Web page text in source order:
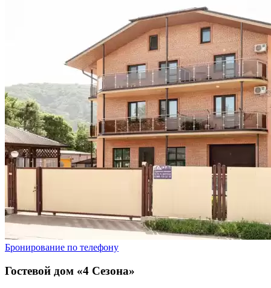
Бронирование по телефону
Гостевой дом «4 Сезона»